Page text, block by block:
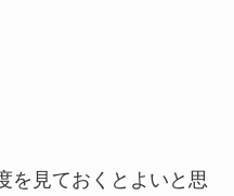
を見ておくとよいと思